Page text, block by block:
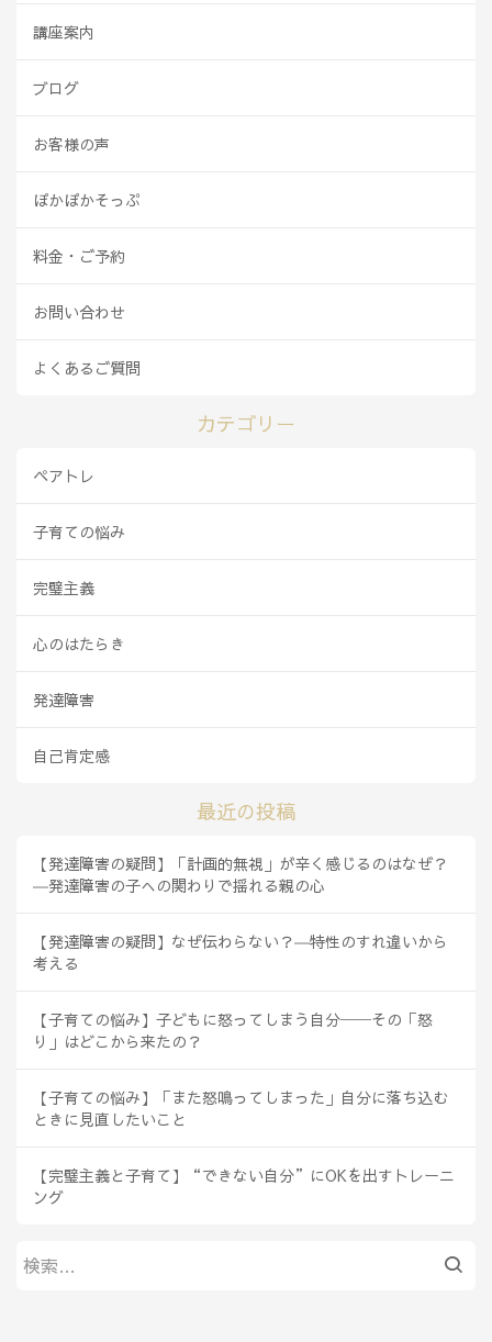
講座案内
ブログ
お客様の声
ぽかぽかそっぷ
料金・ご予約
お問い合わせ
よくあるご質問
カテゴリー
ペアトレ
子育ての悩み
完璧主義
心のはたらき
発達障害
自己肯定感
最近の投稿
【発達障害の疑問】「計画的無視」が辛く感じるのはなぜ？
―発達障害の子への関わりで揺れる親の心
【発達障害の疑問】なぜ伝わらない？―特性のすれ違いから
考える
【子育ての悩み】子どもに怒ってしまう自分──その「怒
り」はどこから来たの？
【子育ての悩み】「また怒鳴ってしまった」自分に落ち込む
ときに見直したいこと
【完璧主義と子育て】“できない自分”にOKを出すトレーニ
ング
検
索: